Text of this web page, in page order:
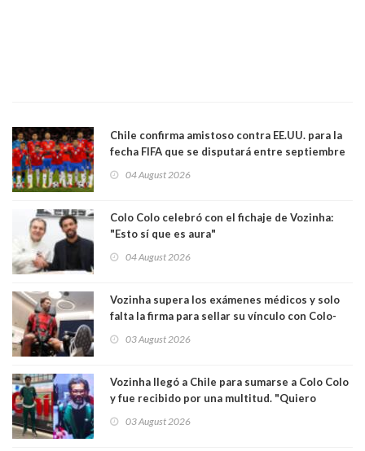
Chile confirma amistoso contra EE.UU. para la
fecha FIFA que se disputará entre septiembre
04 August 2026
Colo Colo celebró con el fichaje de Vozinha:
"Esto sí que es aura"
04 August 2026
Vozinha supera los exámenes médicos y solo
falta la firma para sellar su vínculo con Colo-
03 August 2026
Vozinha llegó a Chile para sumarse a Colo Colo
y fue recibido por una multitud. "Quiero
hinchas"
03 August 2026